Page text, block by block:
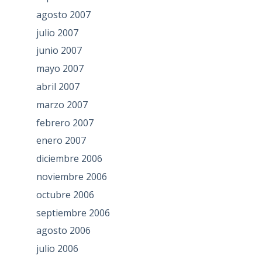
agosto 2007
julio 2007
junio 2007
mayo 2007
abril 2007
marzo 2007
febrero 2007
enero 2007
diciembre 2006
noviembre 2006
octubre 2006
septiembre 2006
agosto 2006
julio 2006